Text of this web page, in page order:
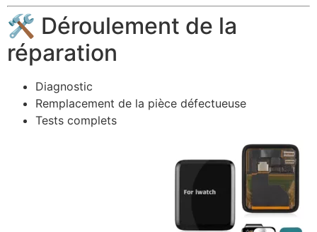
🛠️ Déroulement de la
réparation
Diagnostic
Remplacement de la pièce défectueuse
Tests complets